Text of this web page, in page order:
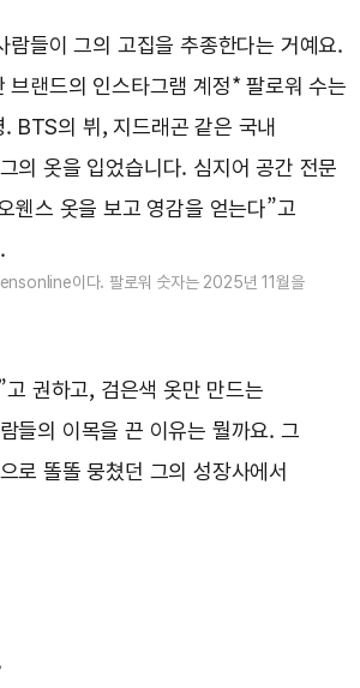
람들이 그의 고집을 추종한다는 거예요.
브랜드의 인스타그램 계정* 팔로워 수는
BTS의 뷔, 지드래곤 같은 국내
의 옷을 입었습니다. 심지어 공간 전문
웬스 옷을 보고 영감을 얻는다”고
이다. 팔로워 숫자는 2025년 11월을
고 권하고, 검은색 옷만 만드는
들의 이목을 끈 이유는 뭘까요. 그
로 똘똘 뭉쳤던 그의 성장사에서